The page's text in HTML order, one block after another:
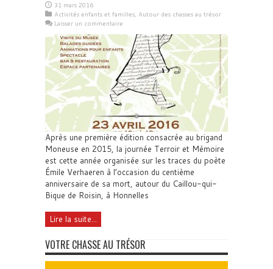
31 mars 2016
Activités enfants et familles, Autour des chasses au trésor
Laisser un commentaire
Après une première édition consacrée au brigand
Moneuse en 2015, la journée Terroir et Mémoire
est cette année organisée sur les traces du poète
Émile Verhaeren à l’occasion du centième
anniversaire de sa mort, autour du Caillou-qui-
Bique de Roisin, à Honnelles
Lire la suite...
VOTRE CHASSE AU TRÉSOR